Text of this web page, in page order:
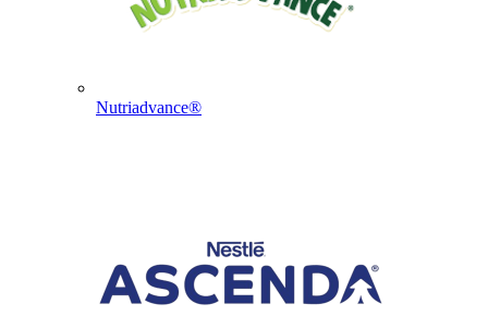
Nutriadvance®